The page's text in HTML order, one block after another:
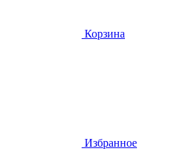
Корзина
Избранное